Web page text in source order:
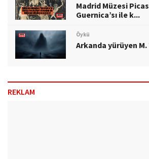
Madrid Müzesi
Guernica’sı ile k...
Öykü
Arkanda yürüyen
REKLAM